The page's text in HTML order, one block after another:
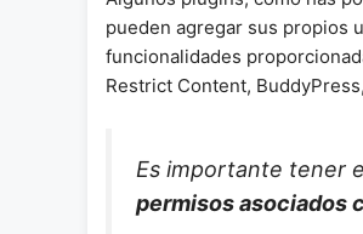
pueden agregar sus propios
funcionalidades
Restrict Content,
Es importante tener
permisos asociados